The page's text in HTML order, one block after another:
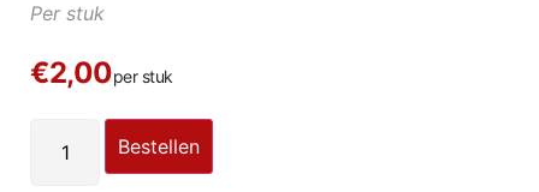
Per stuk
€2,00per stuk
Bestellen